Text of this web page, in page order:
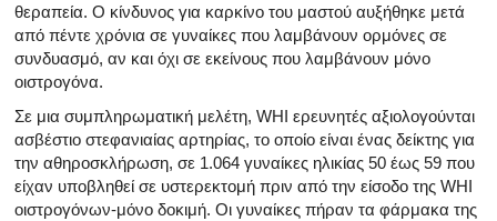
θεραπεία. Ο κίνδυνος για καρκίνο του μαστού αυξήθηκε μετά
από πέντε χρόνια σε γυναίκες που λαμβάνουν ορμόνες σε
συνδυασμό, αν και όχι σε εκείνους που λαμβάνουν μόνο
οιστρογόνα.
Σε μια συμπληρωματική μελέτη, WHI ερευνητές αξιολογούνται
ασβέστιο στεφανιαίας αρτηρίας, το οποίο είναι ένας δείκτης για
την αθηροσκλήρωση, σε 1.064 γυναίκες ηλικίας 50 έως 59 που
είχαν υποβληθεί σε υστερεκτομή πριν από την είσοδο της WHI
οιστρογόνων-μόνο δοκιμή. Οι γυναίκες πήραν τα φάρμακα της